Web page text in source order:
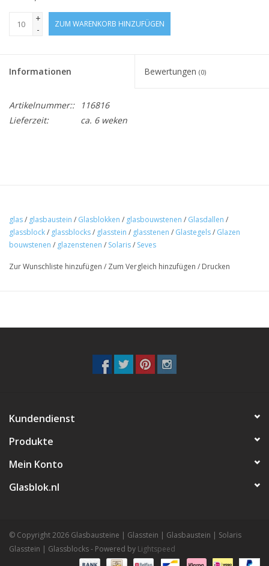
+
-
ZUM WARENKORB HINZUFÜGEN
Informationen Bewertungen (0)
Artikelnummer::
116816
Lieferzeit:
ca. 6 weken
glas/ glasbaustein / Glasblokken / glasbouwstenen / Glasdallen /
glassblock/ glassblocks/ glasstein / glasstenen / Glastegels/ Glazen
bouwstenen / glazenstenen / Solaris/ Seves
Zur Wunschliste hinzufügen / Zum Vergleich hinzufügen / Drucken
Kundendienst
Produkte
Mein Konto
Glasblok.nl
© Copyright 2026 Glasbausteine | Glasstein | Glasbaustein | Solaris
Glasstein | Glassblocks - Powered by Lightspeed